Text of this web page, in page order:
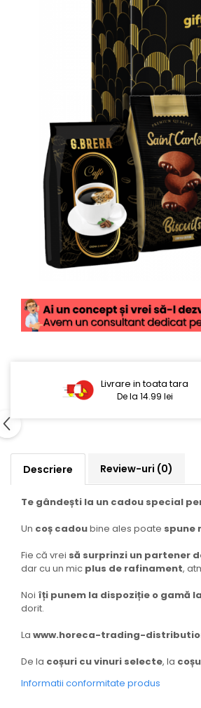
Intretinere masina de spalat
Insecticide si Capcane
Solutii desfundat tevi
Livrare in toata tara
De la 14.99 lei
Descriere Review-uri (0)
Te gândești la un cadou special
Un coș cadoubine ales poate spune
Fie că vrei să surprinzi un partener
dar cu un mic plus de rafinament,
Noi îți punem la dispoziție o gamă
dorit.
La www.horeca-trading-
De la coșuri cu vinuri selecte, la
Informatii conformitate produs